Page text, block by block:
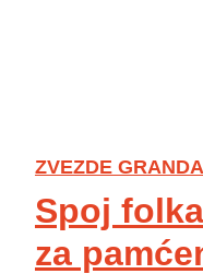
ZVEZDE GRANDA
Spoj
za